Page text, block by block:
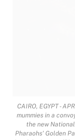
CAIRO, EGYPT -
mummies in a
the new
Pharaohs' Golden